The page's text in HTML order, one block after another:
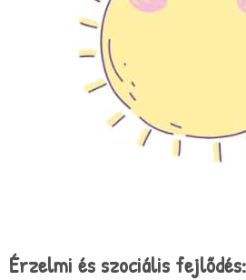
Érzelmi és szociális fejlődés: